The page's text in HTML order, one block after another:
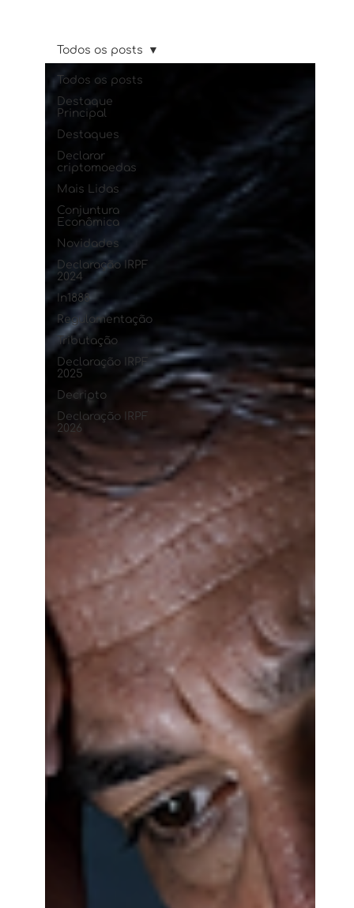
Todos os posts
Destaque
Principal
Destaques
Declarar
criptomoedas
Mais Lidas
Conjuntura
Econômica
Novidades
Declaração IRPF
2024
In1888
Regulamentação
Tributação
Declaração IRPF
2025
Decripto
Declaração IRPF
2026
Todos os posts